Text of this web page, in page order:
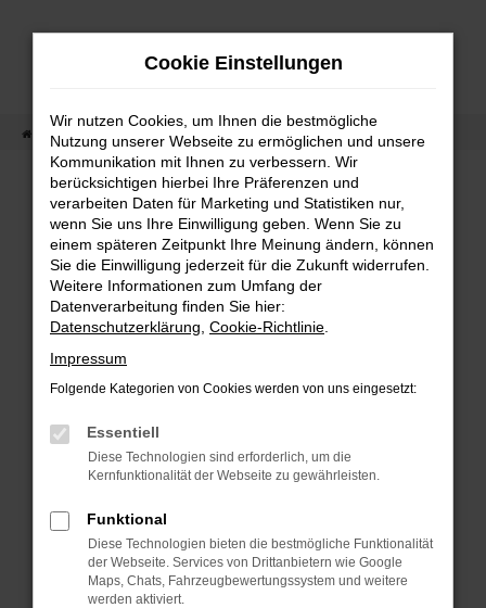
Zum
Startseite Fahrzeugangebot Fahrzeug-Showroom
Fehler: Network Error
Beim Laden ist ein Fehler aufgetreten.
Hier sind ein paar Tipps, die dir helfen können:
Überprüfe deine Firewall und deine
Internetverbindung.
deine Suchmaschine?
Prüfe deine Browsererweiterungen.
können das Laden bestimmter Seiten
verhindern. Funktioniert die Seite in einem
anderen Browser oder in einem privaten
Fenster?
Cookie Einstellungen
Wir nutzen Cookies, um Ihnen die bestmögliche
Nutzung unserer Webseite zu ermöglichen und unsere
Kommunikation mit Ihnen zu verbessern. Wir
berücksichtigen hierbei Ihre Präferenzen und
verarbeiten Daten für Marketing und Statistiken nur,
wenn Sie uns Ihre Einwilligung geben. Wenn Sie zu
einem späteren Zeitpunkt Ihre Meinung ändern, können
Sie die Einwilligung jederzeit für die Zukunft widerrufen.
Weitere Informationen zum Umfang der
Datenverarbeitung finden Sie hier:
Datenschutzerklärung Cookie-Richtlinie
Impressum
Folgende Kategorien von Cookies werden von uns eingesetzt:
Essentiell
Diese Technologien sind erforderlich, um die
Kernfunktionalität der Webseite zu gewährleisten.
Funktional
Diese Technologien bieten die bestmögliche Funktionalität
der Webseite. Services von Drittanbietern wie Google
Maps, Chats, Fahrzeugbewertungssystem und weitere
werden aktiviert.